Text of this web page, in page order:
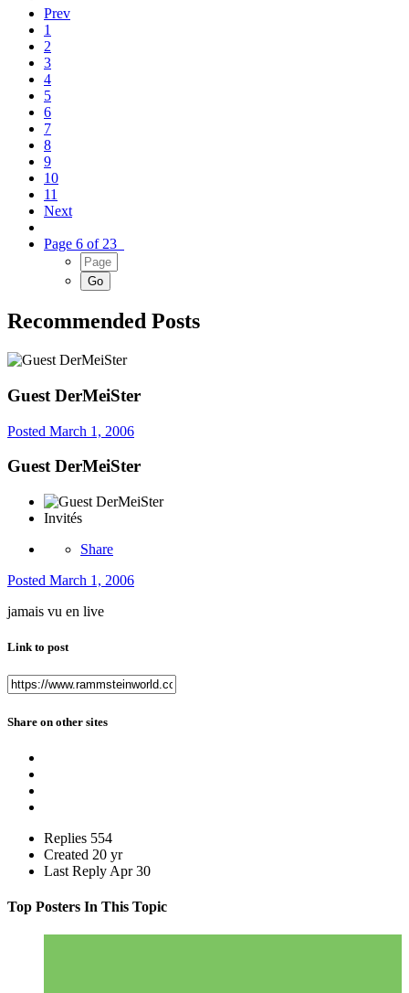
Prev
1
2
3
4
5
6
7
8
9
10
11
Next
Page 6 of 23
Recommended Posts
Guest DerMeiSter
Posted March 1, 2006
Guest DerMeiSter
Invités
Share
Posted March 1, 2006
jamais vu en live
Link to post
Share on other sites
Replies 554
Created 20 yr
Last Reply Apr 30
Top Posters In This Topic